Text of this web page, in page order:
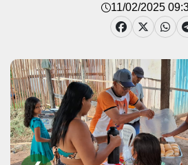
11/02/2025